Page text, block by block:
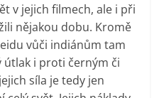
v jejich filmech, ale i při
nějakou dobu. Kromě
vůči indiánům tam
útlak i proti černým či
síla je tedy jen